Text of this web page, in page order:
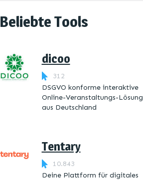
Beliebte Tools
dicoo
312
DSGVO konforme interaktive
Online-Veranstaltungs-Lösung
aus Deutschland
Tentary
10.843
Deine Plattform für digitales